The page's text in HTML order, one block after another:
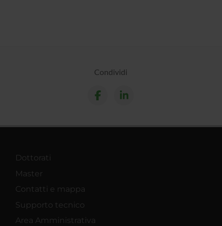
Condividi
Dottorati
Master
Contatti e mappa
Supporto tecnico
Area Amministrativa